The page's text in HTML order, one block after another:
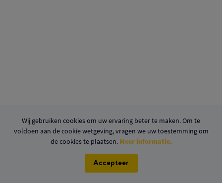
Wij gebruiken cookies om uw ervaring beter te maken. Om te
voldoen aan de cookie wetgeving, vragen we uw toestemming om
de cookies te plaatsen. Meer informatie.
Accepteer